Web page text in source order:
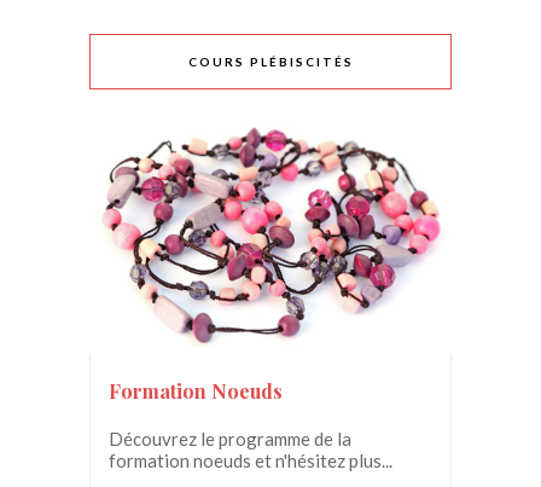
COURS PLÉBISCITÉS
Formation Noeuds
Découvrez le programme de la
formation noeuds et n'hésitez plus...